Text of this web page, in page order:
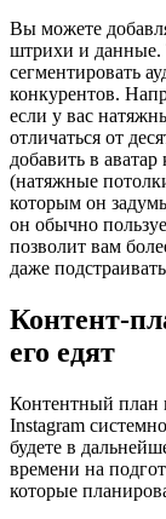
Вы можете
штрихи и данные.
сегментировать
конкурентов.
если у вас
отличаться от
добавить в
(натяжные
которым он
он обычно
позволит вам
даже
Контент-
его едят
Контентный план
Instagram
будете в
времени на
которые